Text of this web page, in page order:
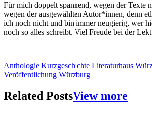
Für mich doppelt spannend, wegen der Texte
wegen der ausgewählten Autor*innen, denn
ich noch nicht und bin immer neugierig, wer
noch so alles schreibt. Viel Freude bei der
Anthologie Kurzgeschichte Literaturhaus
Veröffentlichung Würzburg
Related PostsView more